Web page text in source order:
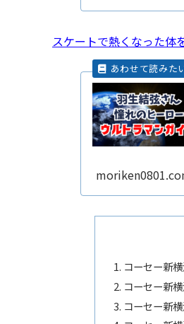
スケートで熱くなった体
コーセー新
コーセー新
コーセー新